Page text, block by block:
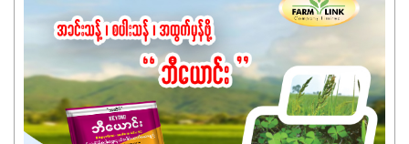
ကြောင့် ကိုယ်သုံးသမျှ ကိုယ့်အတွက်အကျိုးရစေမယ့်
အရည်အသွေးစိတ်ချရတဲ့ သွင်းအားစုပစ္စည်းတွေကိုပဲ ရွေးချယ်
သုံးသင့်ပါတယ်။